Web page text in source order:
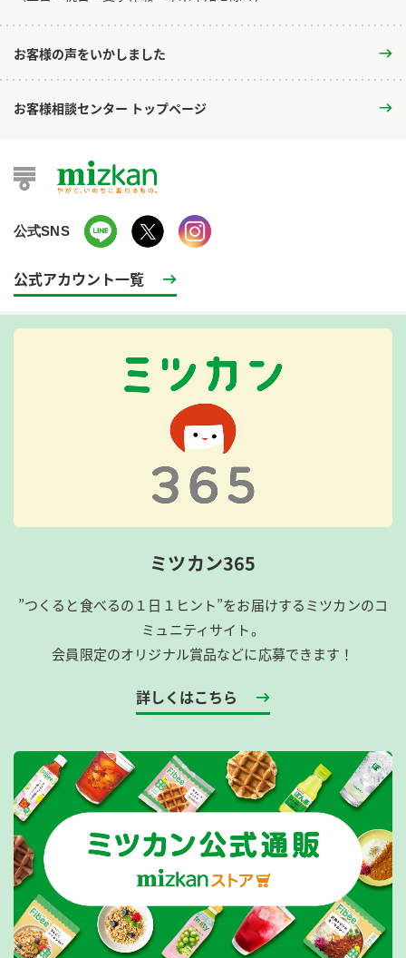
お客様の声をいかしました
お客様相談センター トップページ
公式SNS
公式アカウント一覧
ミツカン365
”つくると食べるの１日１ヒント”をお届けするミツカンのコ
ミュニティサイト。
会員限定のオリジナル賞品などに応募できます！
詳しくはこちら